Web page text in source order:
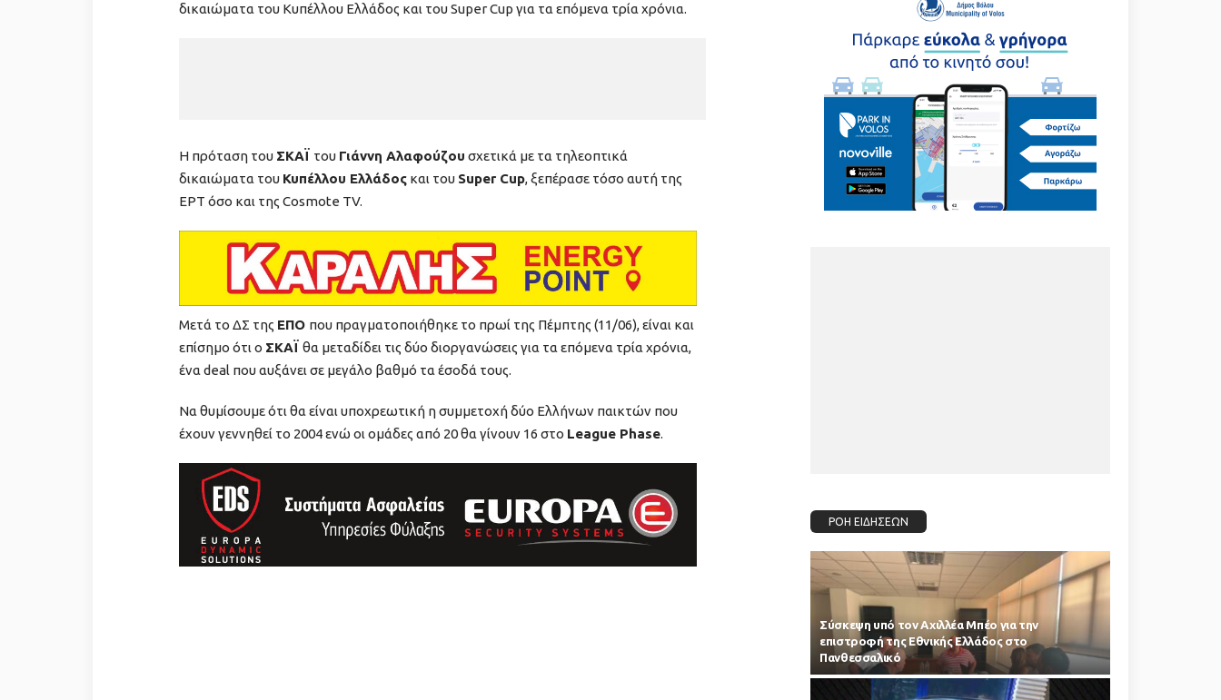
δικαιώματα του Κυπέλλου Ελλάδος και του Super Cup για τα επόμενα τρία χρόνια.
H πρόταση του ΣΚΑΪ του Γιάννη Αλαφούζου σχετικά με τα τηλεοπτικά
δικαιώματα του Κυπέλλου Ελλάδος και του Super Cup, ξεπέρασε τόσο αυτή της
ΕΡΤ όσο και της Cosmote TV.
Μετά το ΔΣ της ΕΠΟ που πραγματοποιήθηκε το πρωί της Πέμπτης (11/06), είναι και
επίσημο ότι ο ΣΚΑΪ θα μεταδίδει τις δύο διοργανώσεις για τα επόμενα τρία χρόνια,
ένα deal που αυξάνει σε μεγάλο βαθμό τα έσοδά τους.
Να θυμίσουμε ότι θα είναι υποχρεωτική η συμμετοχή δύο Ελλήνων παικτών που
έχουν γεννηθεί το 2004 ενώ οι ομάδες από 20 θα γίνουν 16 στο League Phase.
ΡΟΗ ΕΙΔΗΣΕΩΝ
Σύσκεψη υπό τον Αχιλλέα Μπέο για την
επιστροφή της Εθνικής Ελλάδος στο
Πανθεσσαλικό